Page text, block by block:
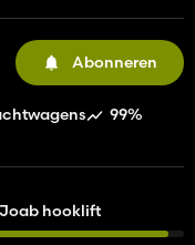
Abonneren
99%
hooklift